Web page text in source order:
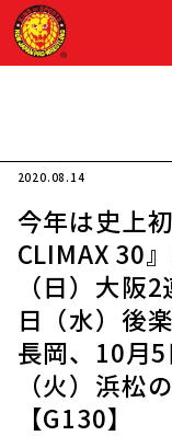
2020.08.14
今年は史上
CLIMAX 30
（日）大阪
日（水）後
長岡、10月
（火）浜松
【G130】